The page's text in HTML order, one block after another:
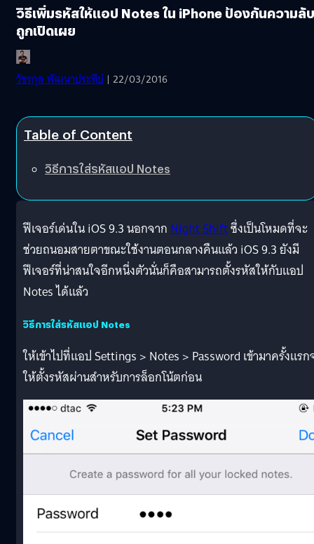
วิธีเพิ่มรหัสให้แอป Notes ใน iPhone ป้องกันความลับ
ถูกเปิดเผย
วัชรกุล พัฒนาประทีป | 22/03/2016
Table of Content
วิธีการใส่รหัสแอป Notes
ฟีเจอร์เด่นใน iOS 9.3 นอกจากNight Shiftซึ่งเป็นโหมดที่จะ
ช่วยถนอมสายตาขณะใช้งานตอนกลางคืนแล้ว iOS 9.3 ยังมี
ฟีเจอร์ที่น่าสนใจอีกหนึ่งตัวนั่นก็คือสามารถตั้งรหัสให้กับแอป
Notes ได้แล้ว
วิธีการใส่รหัสแอป Notes
ให้เข้าไปที่แอป Settings > Notes > Password เข้ามาครั้งแรก
ให้ตั้งรหัสผ่านสำหรับการล็อกโน้ตก่อน